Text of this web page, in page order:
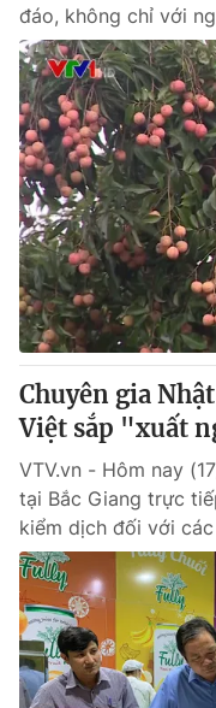
đáo, không chỉ với
Chuyên gia
Việt sắp "xuất
VTV.vn - Hôm nay
tại Bắc Giang trực
kiểm dịch đối với